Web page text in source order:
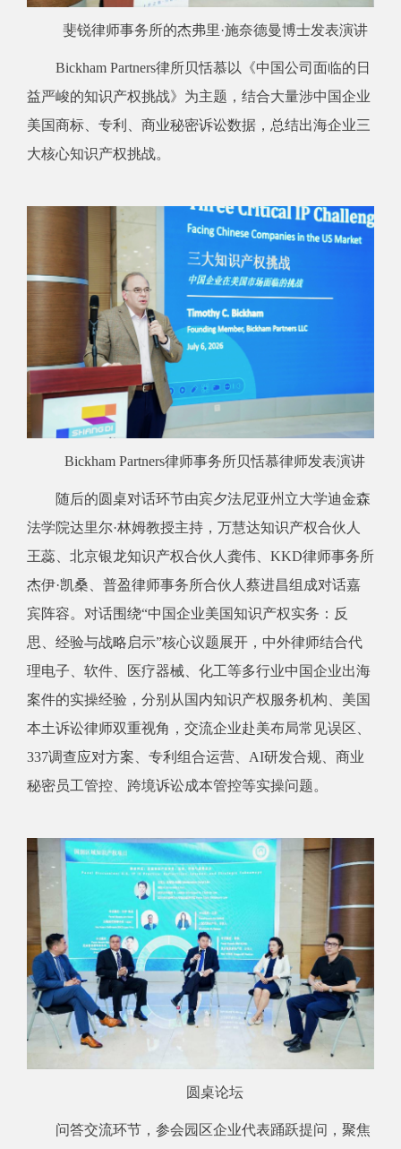
斐锐律师事务所的杰弗里·施奈德曼博士发表演讲
Bickham Partners律所贝恬慕以《中国公司面临的日
益严峻的知识产权挑战》为主题，结合大量涉中国企业
美国商标、专利、商业秘密诉讼数据，总结出海企业三
大核心知识产权挑战。
Bickham Partners律师事务所贝恬慕律师发表演讲
随后的圆桌对话环节由宾夕法尼亚州立大学迪金森
法学院达里尔·林姆教授主持，万慧达知识产权合伙人
王蕊、北京银龙知识产权合伙人龚伟、KKD律师事务所
杰伊·凯桑、普盈律师事务所合伙人蔡进昌组成对话嘉
宾阵容。对话围绕“中国企业美国知识产权实务：反
思、经验与战略启示”核心议题展开，中外律师结合代
理电子、软件、医疗器械、化工等多行业中国企业出海
案件的实操经验，分别从国内知识产权服务机构、美国
本土诉讼律师双重视角，交流企业赴美布局常见误区、
337调查应对方案、专利组合运营、AI研发合规、商业
秘密员工管控、跨境诉讼成本管控等实操问题。
圆桌论坛
问答交流环节，参会园区企业代表踊跃提问，聚焦